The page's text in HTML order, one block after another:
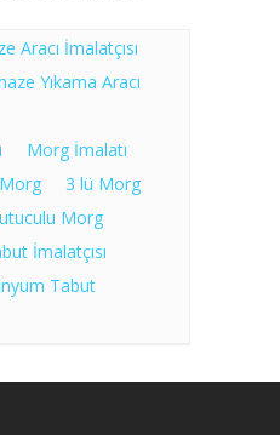
Aracı İmalatçısı
Yıkama Aracı
Morg İmalatı
3 lü Morg
Morg
İmalatçısı
Tabut